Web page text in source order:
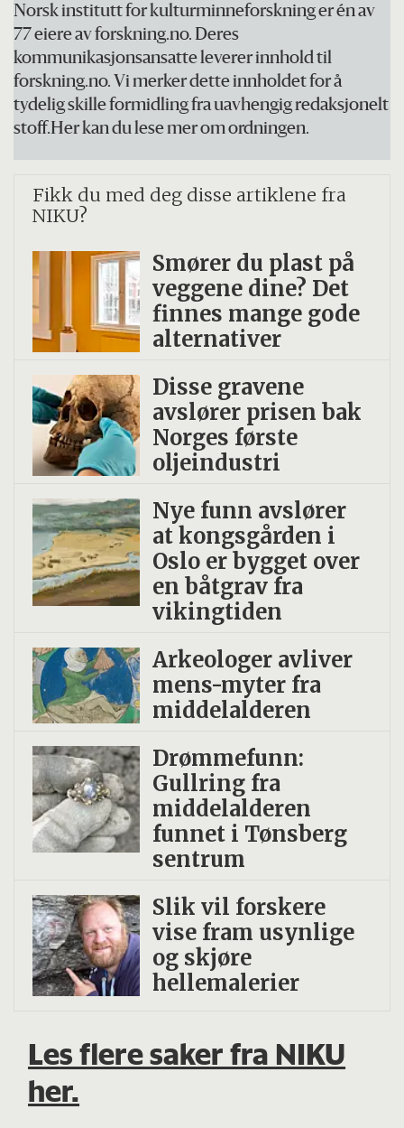
Norsk institutt for kulturminneforskning er én av
77 eiere av forskning.no. Deres
kommunikasjonsansatte leverer innhold til
forskning.no. Vi merker dette innholdet for å
tydelig skille formidling fra uavhengig redaksjonelt
stoff.Her kan du lese mer om ordningen.
Fikk du med deg disse artiklene fra
NIKU?
Smører du plast på
veggene dine? Det
finnes mange gode
alternativer
Disse gravene
avslører prisen bak
Norges første
oljeindustri
Nye funn avslører
at kongsgården i
Oslo er bygget over
en båtgrav fra
vikingtiden
Arkeologer avliver
mens-myter fra
middelalderen
Drømmefunn:
Gullring fra
middelalderen
funnet i Tønsberg
sentrum
Slik vil forskere
vise fram usynlige
og skjøre
hellemalerier
Les flere saker fra NIKU
her.